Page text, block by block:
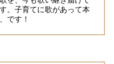
。子育てに歌があって本
です！